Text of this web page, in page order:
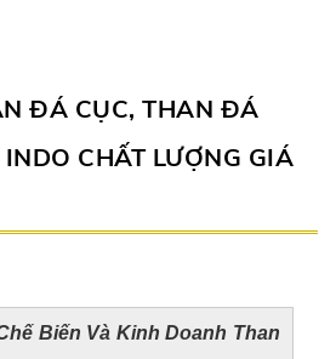
ĐÁ CỤC, THAN ĐÁ
CHẤT LƯỢNG GIÁ
Biến Và Kinh Doanh Than